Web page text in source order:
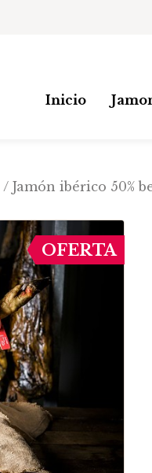
Inicio
Jamón ibérico 50%
OFERTA